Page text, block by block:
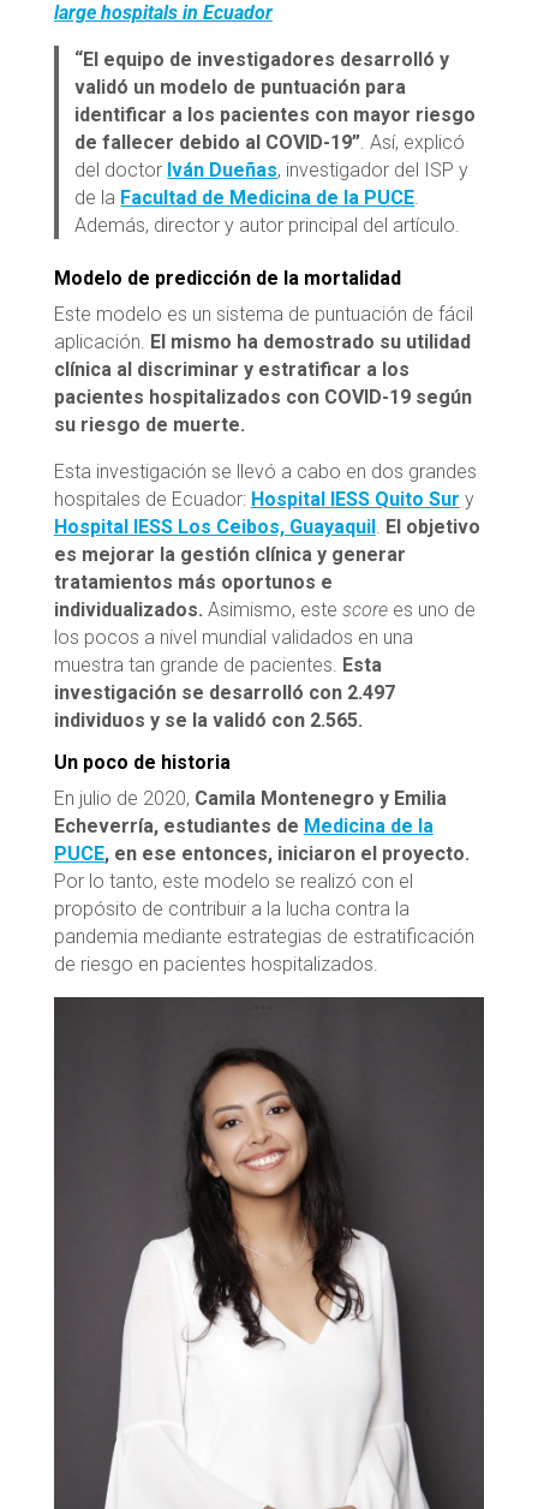
large hospitals in Ecuador
“El equipo de investigadores desarrolló y
validó un modelo de puntuación para
identificar a los pacientes con mayor riesgo
de fallecer debido al COVID-19”. Así, explicó
del doctor Iván Dueñas, investigador del ISP y
de la Facultad de Medicina de la PUCE.
Además, director y autor principal del artículo.
Modelo de predicción de la mortalidad
Este modelo es un sistema de puntuación de fácil
aplicación. El mismo ha demostrado su utilidad
clínica al discriminar y estratificar a los
pacientes hospitalizados con COVID-19 según
su riesgo de muerte.
Esta investigación se llevó a cabo en dos grandes
hospitales de Ecuador: Hospital IESS Quito Sur y
Hospital IESS Los Ceibos, Guayaquil. El objetivo
es mejorar la gestión clínica y generar
tratamientos más oportunos e
individualizados. Asimismo, este scorees uno de
los pocos a nivel mundial validados en una
muestra tan grande de pacientes. Esta
investigación se desarrolló con 2.497
individuos y se la validó con 2.565.
Un poco de historia
En julio de 2020, Camila Montenegro y Emilia
Echeverría, estudiantes de Medicina de la
PUCE, en ese entonces, iniciaron el proyecto.
Por lo tanto, este modelo se realizó con el
propósito de contribuir a la lucha contra la
pandemia mediante estrategias de estratificación
de riesgo en pacientes hospitalizados.